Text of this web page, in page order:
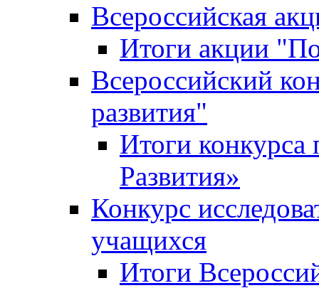
Всероссийская
Итоги акции
Всероссийский
развития"
Итоги конкурса
Развития»
Конкурс
учащихся
Итоги